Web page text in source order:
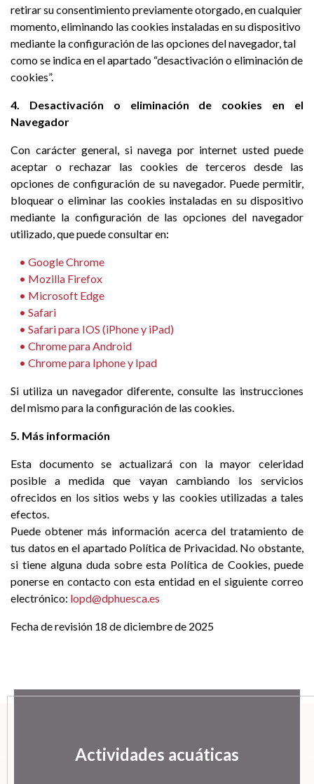
retirar su consentimiento previamente otorgado, en cualquier
momento, eliminando las cookies instaladas en su dispositivo
mediante la configuración de las opciones del navegador, tal
como se indica en el apartado “desactivación o eliminación de
cookies”.
4. Desactivación o eliminación de cookies en el
Navegador
Con carácter general, si navega por internet usted puede
aceptar o rechazar las cookies de terceros desde las
opciones de configuración de su navegador. Puede permitir,
bloquear o eliminar las cookies instaladas en su dispositivo
mediante la configuración de las opciones del navegador
utilizado, que puede consultar en:
• Google Chrome
• Mozilla Firefox
• Microsoft Edge
• Safari
• Safari para IOS (iPhone y iPad)
• Chrome para Android
• Chrome para Iphone y Ipad
Si utiliza un navegador diferente, consulte las instrucciones
del mismo para la configuración de las cookies.
5. Más información
Esta documento se actualizará con la mayor celeridad
posible a medida que vayan cambiando los servicios
ofrecidos en los sitios webs y las cookies utilizadas a tales
efectos.
Puede obtener más información acerca del tratamiento de
tus datos en el apartado Política de Privacidad. No obstante,
si tiene alguna duda sobre esta Política de Cookies, puede
ponerse en contacto con esta entidad en el siguiente correo
electrónico: lopd@dphuesca.es
Fecha de revisión 18 de diciembre de 2025
Actividades acuáticas